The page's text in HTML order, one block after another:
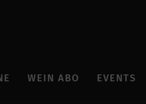
WEIN ABO EVENTS